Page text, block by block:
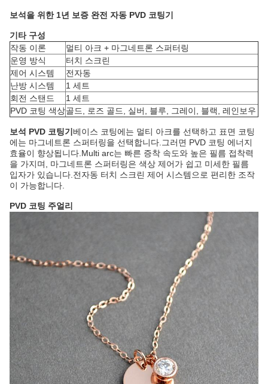
보석을 위한 1년 보증 완전 자동 PVD 코팅기
기타 구성
작동 이론
멀티 아크 + 마그네트론 스퍼터링
운영 방식
터치 스크린
제어 시스템
전자동
난방 시스템
1 세트
회전 스탠드
1 세트
PVD 코팅 색상골드, 로즈 골드, 실버, 블루, 그레이, 블랙, 레인보우
보석 PVD 코팅기 베이스 코팅에는 멀티 아크를 선택하고 표면 코팅
에는 마그네트론 스퍼터링을 선택합니다.그러면 PVD 코팅 에너지
효율이 향상됩니다.Multi arc는 빠른 증착 속도와 높은 필름 접착력
을 가지며, 마그네트론 스퍼터링은 색상 제어가 쉽고 미세한 필름
입자가 있습니다.전자동 터치 스크린 제어 시스템으로 편리한 조작
이 가능합니다.
PVD 코팅 주얼리